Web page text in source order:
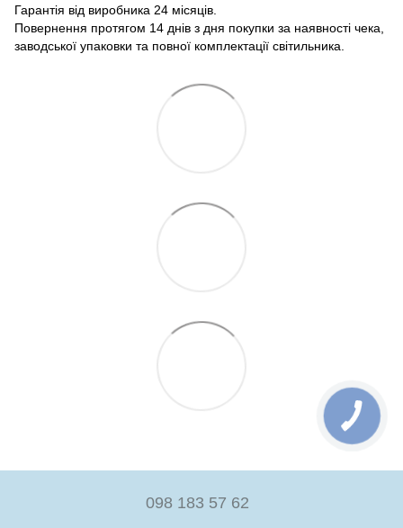
Гарантія від виробника 24 місяців.
Повернення протягом 14 днів з дня покупки за наявності чека,
заводської упаковки та повної комплектації світильника.
098 183 57 62